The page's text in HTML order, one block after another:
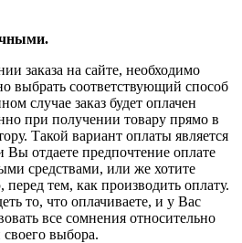
заказа на сайте, необходимо
выбрать соответствующий способ
случае заказ будет оплачен
при получении товару прямо в
Такой вариант оплаты является
Вы отдаете предпочтение оплате
средствами, или же хотите
перед тем, как производить оплату.
то, что оплачиваете, и у Вас
все сомнения относительно
выбора.